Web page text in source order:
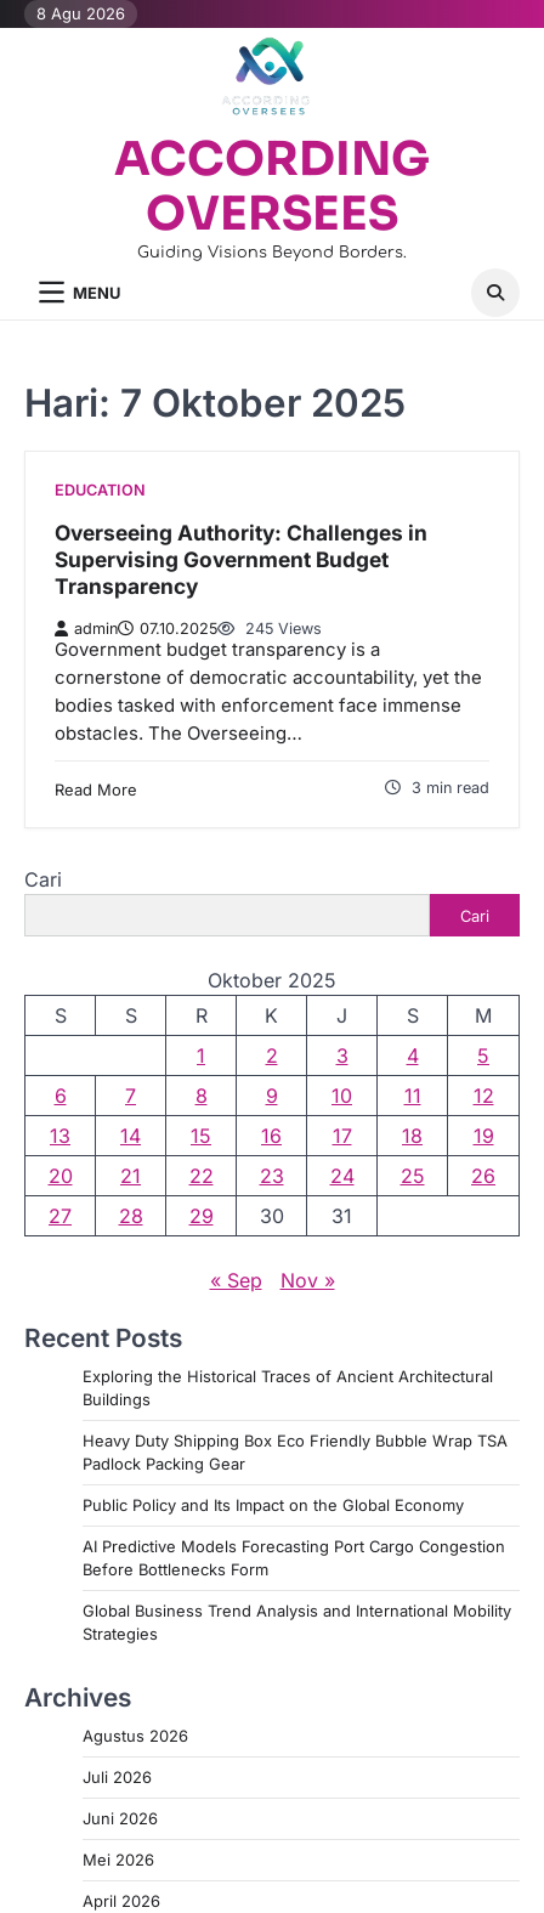
Skip8 Agu 2026
ACCORDING
OVERSEES
Guiding Visions Beyond Borders.
MENU
Hari: 7 Oktober 2025
EDUCATION
Overseeing Authority: Challenges in
Supervising Government Budget
Transparency
admin 07.10.2025 245 Views
Government budget transparency is a
cornerstone of democratic accountability, yet the
bodies tasked with enforcement face immense
obstacles. The Overseeing…
Read More 3 min read
Cari
Cari
Oktober 2025
S
S R K J S
M
1
2 3 4
5
6
7 8 9 10 11
12
13
14 15 16 17 18
19
20
21 22 23 24 25
26
27
28 29 30 31
« Sep Nov »
Recent Posts
Exploring the Historical Traces of Ancient Architectural
Buildings
Heavy Duty Shipping Box Eco Friendly Bubble Wrap TSA
Padlock Packing Gear
Public Policy and Its Impact on the Global Economy
AI Predictive Models Forecasting Port Cargo Congestion
Before Bottlenecks Form
Global Business Trend Analysis and International Mobility
Strategies
Archives
Agustus 2026
Juli 2026
Juni 2026
Mei 2026
April 2026